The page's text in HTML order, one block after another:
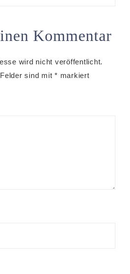
Kommentar
wird nicht veröffentlicht.
sind mit * markiert